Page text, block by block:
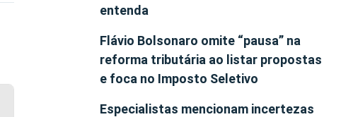
entenda
Flávio Bolsonaro omite “pausa” na
reforma tributária ao listar propostas
e foca no Imposto Seletivo
Especialistas mencionam incertezas